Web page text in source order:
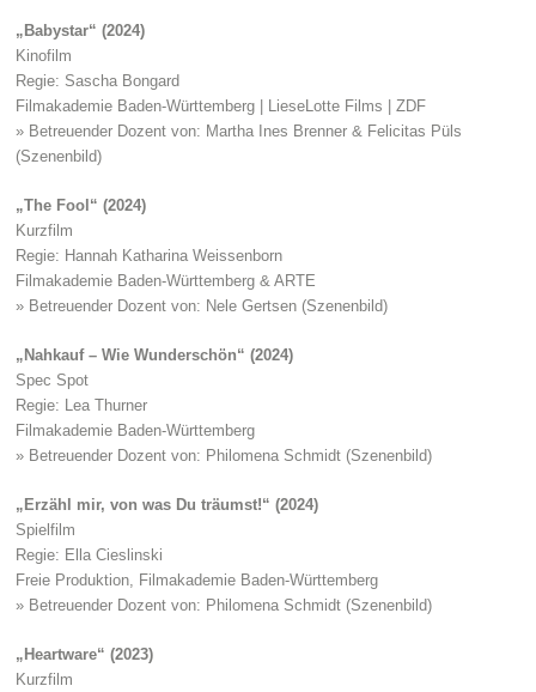
„Babystar“ (2024)
Kinofilm
Regie: Sascha Bongard
Filmakademie Baden-Württemberg | LieseLotte Films | ZDF
» Betreuender Dozent von: Martha Ines Brenner & Felicitas Püls
(Szenenbild)
„The Fool“ (2024)
Kurzfilm
Regie: Hannah Katharina Weissenborn
Filmakademie Baden-Württemberg & ARTE
» Betreuender Dozent von: Nele Gertsen (Szenenbild)
„Nahkauf – Wie Wunderschön“ (2024)
Spec Spot
Regie: Lea Thurner
Filmakademie Baden-Württemberg
» Betreuender Dozent von: Philomena Schmidt (Szenenbild)
„Erzähl mir, von was Du träumst!“ (2024)
Spielfilm
Regie: Ella Cieslinski
Freie Produktion, Filmakademie Baden-Württemberg
» Betreuender Dozent von: Philomena Schmidt (Szenenbild)
„Heartware“ (2023)
Kurzfilm